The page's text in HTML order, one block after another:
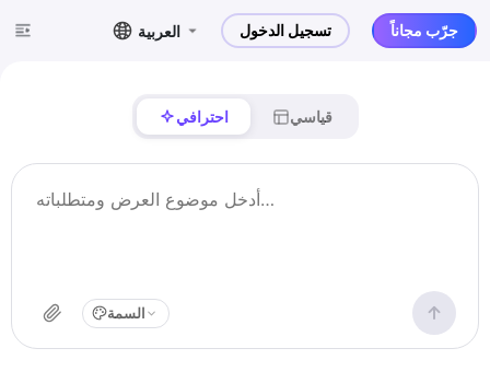
العربية تسجيل الدخول جرّب مجاناً
احترافي قياسي
السمة